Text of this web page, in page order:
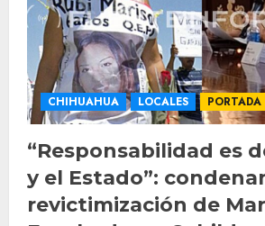
CHIHUAHUA LOCALES PORTADA
“Responsabilidad es
y el Estado”:
revictimización de